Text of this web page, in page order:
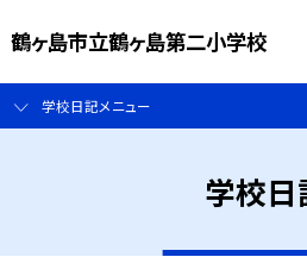
鶴ヶ島市立鶴ヶ島第二小学校
学校日記メニュー
学校日